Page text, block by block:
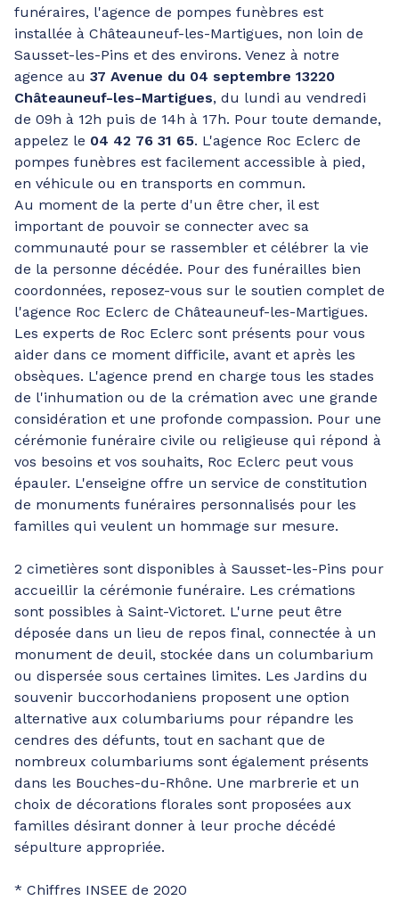
funéraires, l'agence de pompes funèbres est
installée à Châteauneuf-les-Martigues, non loin de
Sausset-les-Pins et des environs. Venez à notre
agence au 37 Avenue du 04 septembre 13220
Châteauneuf-les-Martigues, du lundi au vendredi
de 09h à 12h puis de 14h à 17h. Pour toute demande,
appelez le 04 42 76 31 65. L'agence Roc Eclerc de
pompes funèbres est facilement accessible à pied,
en véhicule ou en transports en commun.
Au moment de la perte d'un être cher, il est
important de pouvoir se connecter avec sa
communauté pour se rassembler et célébrer la vie
de la personne décédée. Pour des funérailles bien
coordonnées, reposez-vous sur le soutien complet de
l'agence Roc Eclerc de Châteauneuf-les-Martigues.
Les experts de Roc Eclerc sont présents pour vous
aider dans ce moment difficile, avant et après les
obsèques. L'agence prend en charge tous les stades
de l'inhumation ou de la crémation avec une grande
considération et une profonde compassion. Pour une
cérémonie funéraire civile ou religieuse qui répond à
vos besoins et vos souhaits, Roc Eclerc peut vous
épauler. L'enseigne offre un service de constitution
de monuments funéraires personnalisés pour les
familles qui veulent un hommage sur mesure.
2 cimetières sont disponibles à Sausset-les-Pins pour
accueillir la cérémonie funéraire. Les crémations
sont possibles à Saint-Victoret. L'urne peut être
déposée dans un lieu de repos final, connectée à un
monument de deuil, stockée dans un columbarium
ou dispersée sous certaines limites. Les Jardins du
souvenir buccorhodaniens proposent une option
alternative aux columbariums pour répandre les
cendres des défunts, tout en sachant que de
nombreux columbariums sont également présents
dans les Bouches-du-Rhône. Une marbrerie et un
choix de décorations florales sont proposées aux
familles désirant donner à leur proche décédé
sépulture appropriée.
* Chiffres INSEE de 2020